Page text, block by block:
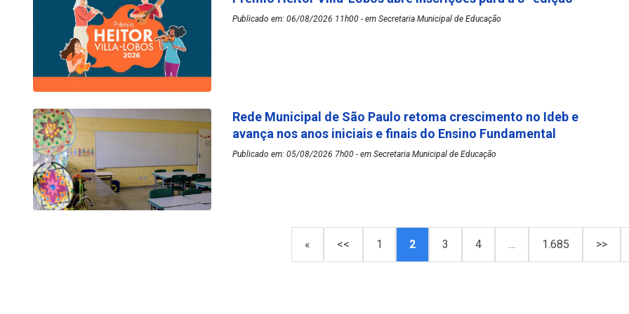
Publicado em: 06/08/2026 11h00 - em Secretaria Municipal de Educação
Rede Municipal de São Paulo retoma crescimento no Ideb e
avança nos anos iniciais e finais do Ensino Fundamental
Publicado em: 05/08/2026 7h00 - em Secretaria Municipal de Educação
« << 1 2 3 4 … 1.685 >>